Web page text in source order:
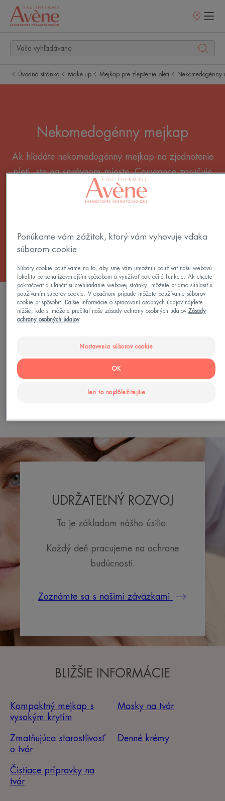
Predajné
Úvodná stránka Make-up Mejkap pre zlepšenie pleti Nekomedogénny
Nekomedogénny mejkap
Ak hľadáte nekomedogénny mejkap na zjednotenie
pleti, ste na správnom mieste. Couvrance zaručuje
nekomedogénny mejkap, ktorý skrášli každý typ
pleti, od aknóznej až po suchú.
Všetky Mejkap pre zlepšenie pleti
0 výsledok "Nekomedogénny mejkap"
produktu
UDRŽATEĽNÝ ROZVOJ
To je základom nášho úsilia.
Každý deň pracujeme na ochrane
budúcnosti.
Zoznámte sa s našimi záväzkami
BLIŽŠIE INFORMÁCIE
Kompaktný mejkap s
vysokým krytím
Masky na tvár
Zmatňujúca starostlivosť
o tvár
Denné krémy
Čistiace prípravky na
tvár
Ponúkame vám zážitok, ktorý vám vyhovuje vďaka
súborom cookie
Súbory cookie používame na to, aby sme vám umožnili používať našu webovú
lokalitu personalizovanejším spôsobom a využívať pokročilé funkcie. Ak chcete
pokračovať a uľahčiť si prehliadanie webovej stránky, môžete priamo súhlasiť s
používaním súborov cookie. V opačnom prípade môžete používanie súborov
cookie prispôsobiť. Ďalšie informácie o spracovaní osobných údajov nájdete
nižšie, kde si môžete prečítať naše zásady ochrany osobných údajov:Zásady
ochrany osobných údajov
Nastavenia súborov cookie
Len to najdôležitejšie
OK